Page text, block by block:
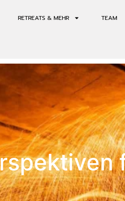
RETREATS & MEHR TEAM